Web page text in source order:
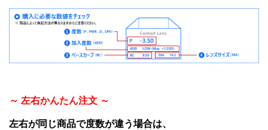
～ 左右かんたん注文 ～
左右が同じ商品で度数が違う場合は、